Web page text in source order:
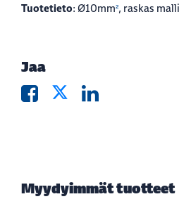
Tuotetieto: Ø10mm², raskas malli
Jaa
Myydyimmät tuotteet